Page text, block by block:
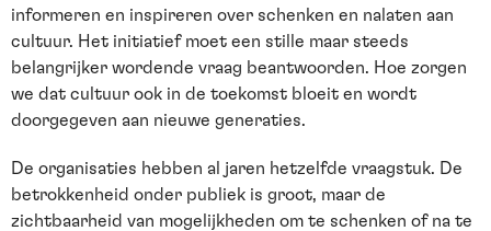
informeren en inspireren over schenken en nalaten aan
cultuur. Het initiatief moet een stille maar steeds
belangrijker wordende vraag beantwoorden. Hoe zorgen
we dat cultuur ook in de toekomst bloeit en wordt
doorgegeven aan nieuwe generaties.
De organisaties hebben al jaren hetzelfde vraagstuk. De
betrokkenheid onder publiek is groot, maar de
zichtbaarheid van mogelijkheden om te schenken of na te